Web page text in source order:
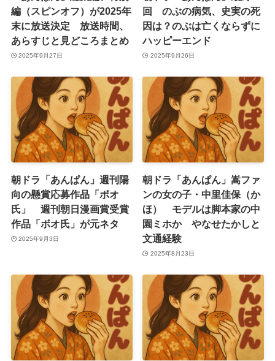
編（スピンオフ）が2025年
末に放送決定 放送時間、
あらすじと見どころまとめ
2025年9月27日
回 のぶの病気、史実の死
因は？のぶは亡くならずに
ハッピーエンド
2025年9月26日
朝ドラ「あんぱん」週刊陽
向の懸賞応募作品「ボオ
氏」 週刊朝日漫画賞受賞
作品「ボオ氏」が元ネタ
2025年9月3日
朝ドラ「あんぱん」嵩ファ
ンの女の子・中里佳保（か
ほ） モデルは脚本家の中
園ミホか やなせたかしと
文通経験
2025年8月23日